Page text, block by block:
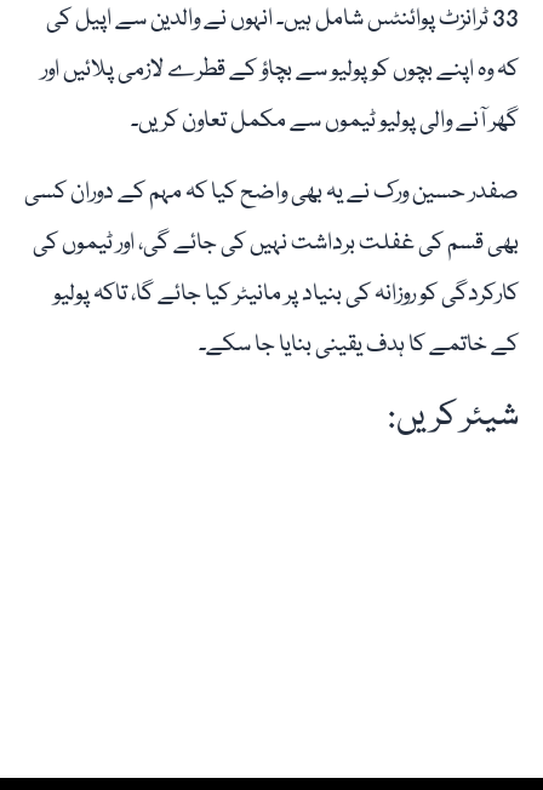
33 ٹرانزٹ پوائنٹس شامل ہیں۔ انہوں نے والدین سے اپیل کی
کہ وہ اپنے بچوں کو پولیو سے بچاؤ کے قطرے لازمی پلائیں اور
گھر آنے والی پولیو ٹیموں سے مکمل تعاون کریں۔
صفدر حسین ورک نے یہ بھی واضح کیا کہ مہم کے دوران کسی
بھی قسم کی غفلت برداشت نہیں کی جائے گی، اور ٹیموں کی
کارکردگی کو روزانہ کی بنیاد پر مانیٹر کیا جائے گا، تاکہ پولیو
کے خاتمے کا ہدف یقینی بنایا جا سکے۔
شیئر کریں: